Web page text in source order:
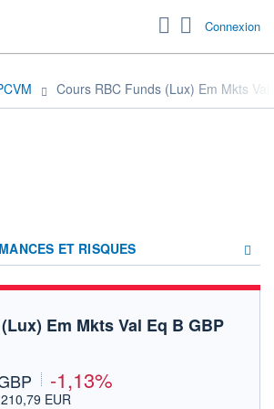
Connexion
Cours RBC Funds (Lux) Em Mkts Val
ET RISQUES
FORUM
Em Mkts Val Eq B GBP
-1,13%
210,79 EUR